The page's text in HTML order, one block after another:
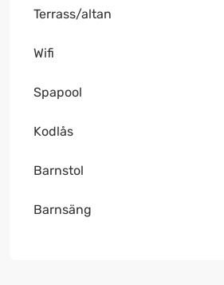
Terrass/altan
Wifi
Spapool
Kodlås
Barnstol
Barnsäng